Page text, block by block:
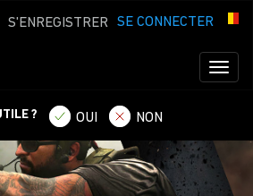
SE CONNECTER
S'ENREGISTRER
? OUI NON